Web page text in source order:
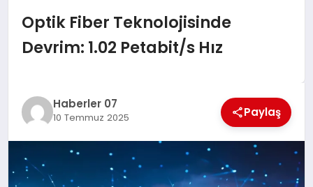
YAŞAM
SPOR
EĞITIM
MAGAZIN
Optik Fiber Teknolojisinde
Devrim: 1.02 Petabit/s Hız
Haberler 07
10 Temmuz 2025 Paylaş